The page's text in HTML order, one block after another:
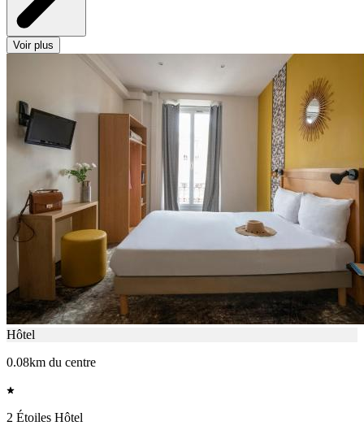
Voir plus
Hôtel
0.08km du centre
2 Étoiles Hôtel